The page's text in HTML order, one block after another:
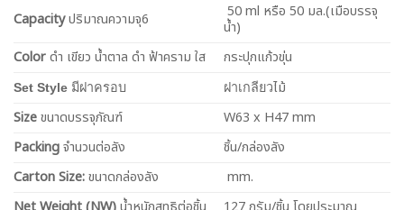
Capacityปริมาณความจุ6
50 ml หรือ 50 มล.(เมือบรรจุ
น้ำ)
Colorดำ เขียว น้ำตาล ดำ ฟ้าคราม ใส กระปุกแก้วขุ่น
Set Style มีฝาครอบ ฝาเกลียวไม้
Sizeขนาดบรรจุภัณฑ์
W63 x H47 mm
Packingจำนวนต่อลัง
ชิ้น/กล่องลัง
Carton Size:ขนาดกล่องลัง
mm.